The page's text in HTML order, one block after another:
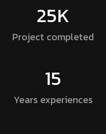
25K
Project completed
15
Years experiences